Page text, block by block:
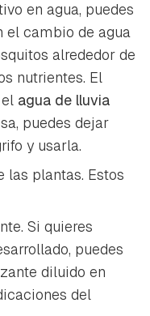
en agua, puedes
el cambio de agua
alrededor de
nutrientes. El
agua de lluvia
puedes dejar
y usarla.
las plantas. Estos
Si quieres
puedes
diluido en
del